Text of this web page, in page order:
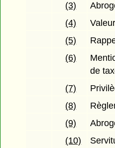
(3)
(4)
(5)
(6)
de
(7)
(8)
(9)
(10)